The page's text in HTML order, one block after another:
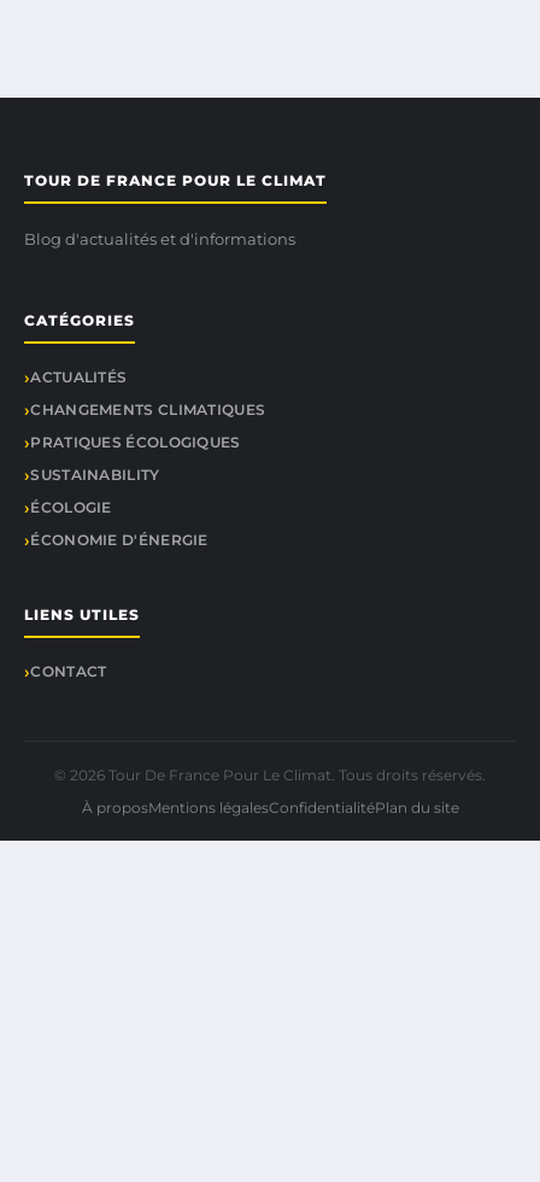
TOUR DE FRANCE POUR LE CLIMAT
Blog d'actualités et d'informations
CATÉGORIES
ACTUALITÉS
CHANGEMENTS CLIMATIQUES
PRATIQUES ÉCOLOGIQUES
SUSTAINABILITY
ÉCOLOGIE
ÉCONOMIE D'ÉNERGIE
LIENS UTILES
CONTACT
© 2026 Tour De France Pour Le Climat. Tous droits réservés.
À proposMentions légalesConfidentialitéPlan du site